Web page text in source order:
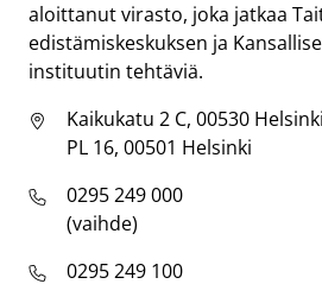
aloittanut virasto, joka jatkaa
edistämiskeskuksen ja
instituutin tehtäviä.
Kaikukatu 2 C, 00530 Helsinki
PL 16, 00501 Helsinki
0295 249 000
(vaihde)
0295 249 100